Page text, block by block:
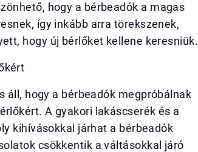
hogy a bérbeadók a magas
így inkább arra törekszenek,
hogy új bérlőket kellene keresniük.
hogy a bérbeadók megpróbálnak
A gyakori lakáscserék és a
kihívásokkal járhat a bérbeadók
csökkentik a váltásokkal járó